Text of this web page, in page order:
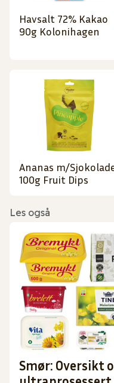
Havsalt 72% Kakao
90g Kolonihagen
Ananas m/
100g Fruit Dips
Les også
Smør: Oversikt